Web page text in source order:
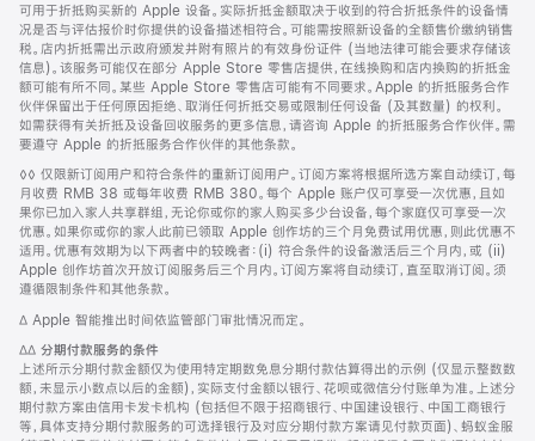
可用于折抵购买新的 Apple 设备。实际折抵金额取决于收到的符合折抵条件的设备情
况是否与评估报价时你提供的设备描述相符合。可能需按照新设备的全额售价缴纳销售
税。店内折抵需出示政府颁发并附有照片的有效身份证件 (当地法律可能会要求存储该
信息)。该服务可能仅在部分 Apple Store 零售店提供，在线换购和店内换购的折抵金
额可能有所不同。某些 Apple Store 零售店可能有不同要求。Apple 的折抵服务合作
伙伴保留出于任何原因拒绝、取消任何折抵交易或限制任何设备 (及其数量) 的权利。
如需获得有关折抵及设备回收服务的更多信息，请咨询 Apple 的折抵服务合作伙伴。需
要遵守 Apple 的折抵服务合作伙伴的其他条款。
脚
注
◊◊ 仅限新订阅用户和符合条件的重新订阅用户。订阅方案将根据所选方案自动续订，每
月收费 RMB 38 或每年收费 RMB 380。每个 Apple 账户仅可享受一次优惠，且如
果你已加入家人共享群组，无论你或你的家人购买多少台设备，每个家庭仅可享受一次
优惠。如果你或你的家人此前已领取 Apple 创作坊的三个月免费试用优惠，则此优惠不
适用。优惠有效期为以下两者中的较晚者：(i) 符合条件的设备激活后三个月内，或 (ii)
Apple 创作坊首次开放订阅服务后三个月内。订阅方案将自动续订，直至取消订阅。须
遵循限制条件和其他条款。
脚
∆ Apple 智能推出时间依监管部门审批情况而定。
脚
注
∆∆ 分期付款服务的条件
上述所示分期付款金额仅为使用特定期数免息分期付款估算得出的示例 (仅显示整数数
额，未显示小数点以后的金额)，实际支付金额以银行、花呗或微信分付账单为准。上述分
期付款方案由信用卡发卡机构 (包括但不限于招商银行、中国建设银行、中国工商银行
等，具体支持分期付款服务的可选择银行及对应分期付款方案请见付款页面)、蚂蚁金服